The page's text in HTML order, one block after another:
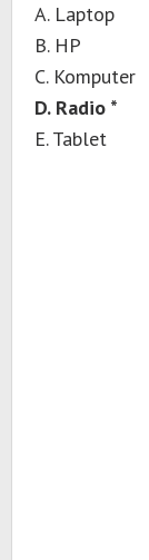
A. Laptop
B. HP
C. Komputer
D. Radio *
E. Tablet